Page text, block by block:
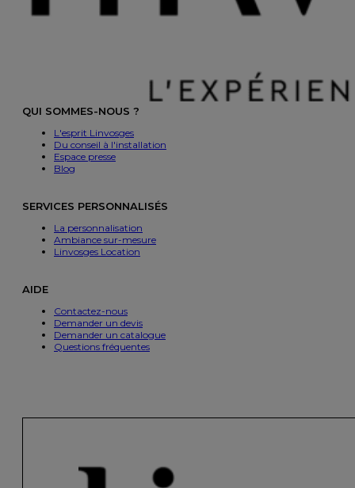
QUI SOMMES-NOUS ?
L'esprit Linvosges
Du conseil à l'installation
Espace presse
Blog
SERVICES PERSONNALISÉS
La personnalisation
Ambiance sur-mesure
Linvosges Location
AIDE
Contactez-nous
Demander un devis
Demander un catalogue
Questions fréquentes